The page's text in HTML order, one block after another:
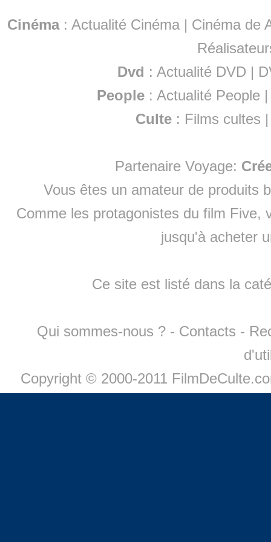
Cinéma: Actualité Cinéma | Cinéma de
Dvd : Actualité DVD |
People :Actualité People
Culte : Films cultes
Partenaire Voyage:
Vous êtes un amateur de produits
Comme les protagonistes du film Five,
jusqu'à acheter
Ce site est listé dans la
Qui sommes-nous ? - Contacts -
Copyright © 2000-2011